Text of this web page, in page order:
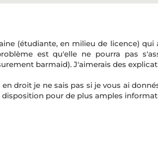
(étudiante, en milieu de licence)
est qu'elle ne pourra pas
barmaid). J'aimerais des
droit je ne sais pas si je vous ai
disposition pour de plus amples